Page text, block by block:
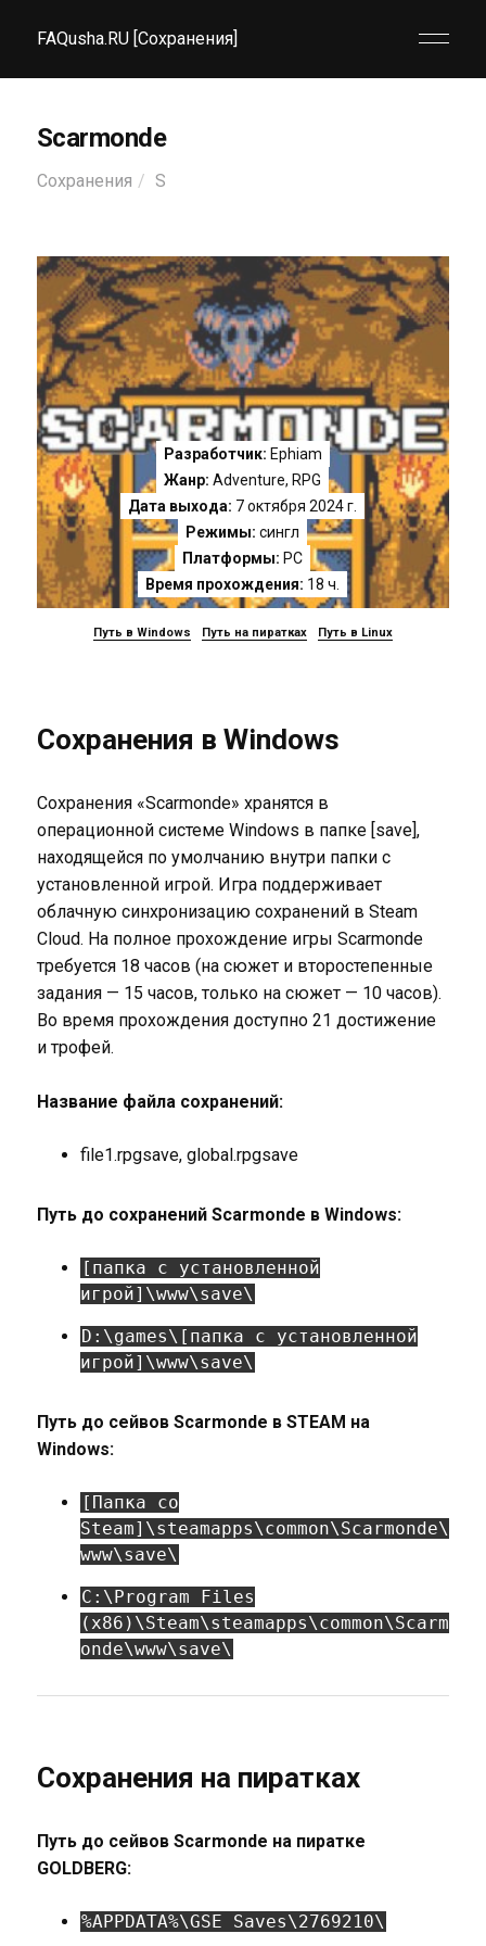
FAQusha.RU [Сохранения]
Scarmonde
Сохранения S
Разработчик: Ephiam
Жанр: Adventure, RPG
Дата выхода: 7 октября 2024 г.
Режимы: сингл
Платформы: PC
Время прохождения: 18 ч.
Путь в Windows Путь на пиратках Путь в Linux
Сохранения в Windows
Сохранения «Scarmonde» хранятся в
операционной системе Windows в папке [save],
находящейся по умолчанию внутри папки с
установленной игрой. Игра поддерживает
облачную синхронизацию сохранений в Steam
Cloud. На полное прохождение игры Scarmonde
требуется 18 часов (на сюжет и второстепенные
задания — 15 часов, только на сюжет — 10 часов).
Во время прохождения доступно 21 достижение
и трофей.
Название файла сохранений:
file1.rpgsave, global.rpgsave
Путь до сохранений Scarmonde в Windows:
[папка с установленной
игрой]\www\save\
D:\games\[папка с установленной
игрой]\www\save\
Путь до сейвов Scarmonde в STEAM на
Windows:
[Папка со
Steam]\steamapps\common\Scarmonde\
www\save\
C:\Program Files
(x86)\Steam\steamapps\common\Scarm
onde\www\save\
Сохранения на пиратках
Путь до сейвов Scarmonde на пиратке
GOLDBERG:
%APPDATA%\GSE Saves\2769210\